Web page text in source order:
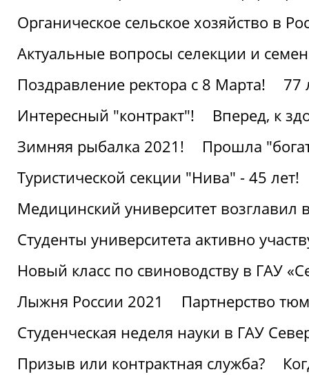
Органическое сельское хозяйство в
Актуальные вопросы селекции и
Поздравление ректора с 8 Марта!
77
Интересный "контракт"!
Вперед, к
Зимняя рыбалка 2021!
Прошла
Туристической секции "Нива" - 45 лет!
Медицинский университет возглавил
Студенты университета активно
Новый класс по свиноводству в ГАУ
Лыжня России 2021
Партнерство
Студенческая неделя науки в ГАУ
Призыв или контрактная служба?